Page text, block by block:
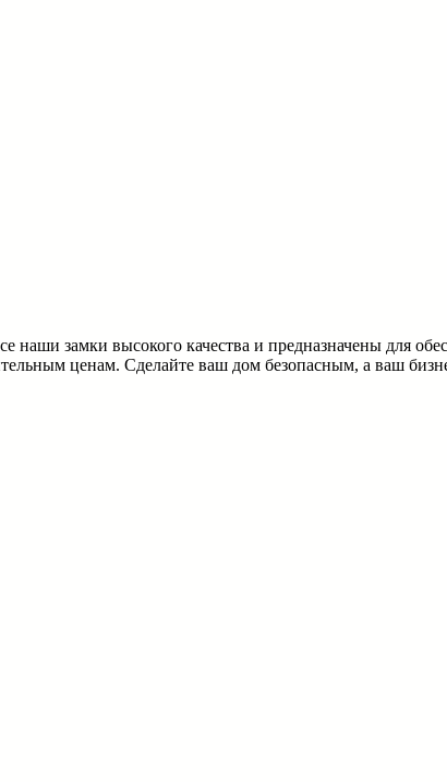
замки высокого качества и предназначены для
ценам. Сделайте ваш дом безопасным, а ваш